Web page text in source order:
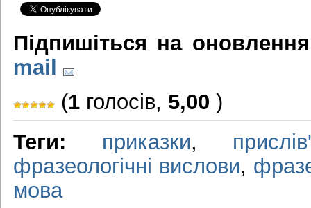
Підпишіться на оновлення
mail
(1 голосів, 5,00 )
Теги: приказки,
фразеологічні вислови,
мова